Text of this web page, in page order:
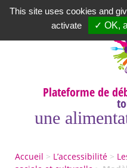
Plateforme de
une
Accueil > L’accessibilité >
Newsletter|A
This site uses cookies and
activate
✓ OK,